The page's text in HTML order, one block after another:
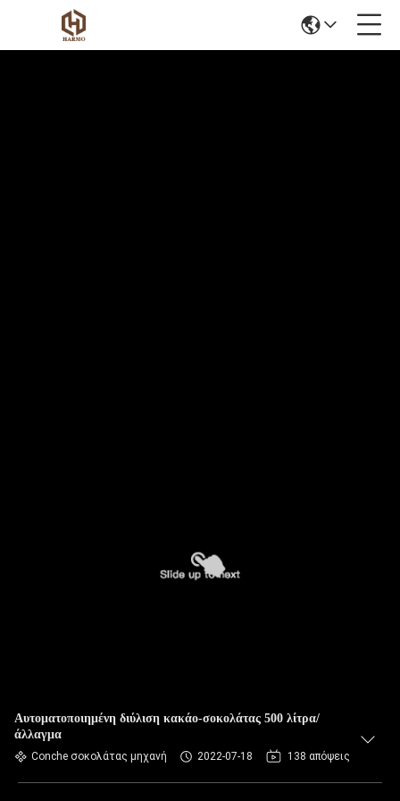
Αυτοματοποιημένη διύλιση κακάο-σοκολάτας 500 λίτρα/
άλλαγμα
Conche σοκολάτας μηχανή 2022-07-18 138 απόψεις